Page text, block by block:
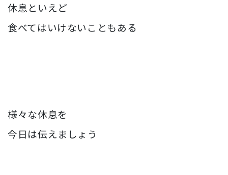
休息といえど
食べてはいけないこともある
様々な休息を
今日は伝えましょう